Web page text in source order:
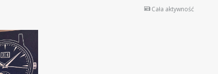
Cała aktywność